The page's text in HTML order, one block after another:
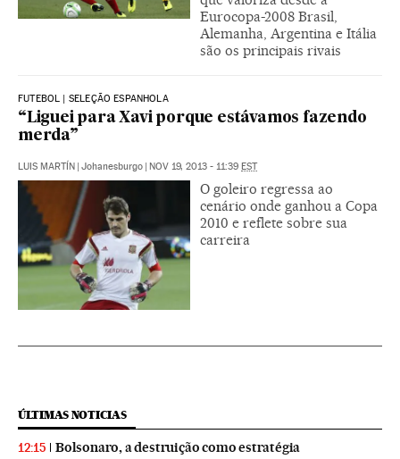
Eurocopa-2008 Brasil,
Alemanha, Argentina e Itália
são os principais rivais
FUTEBOL | SELEÇÃO ESPANHOLA
“Liguei para Xavi porque estávamos fazendo
merda”
LUIS MARTÍN | Johanesburgo | NOV 19, 2013 - 11:39 EST
O goleiro regressa ao
cenário onde ganhou a Copa
2010 e reflete sobre sua
carreira
ÚLTIMAS NOTICIAS
12:15 Bolsonaro, a destruição como estratégia